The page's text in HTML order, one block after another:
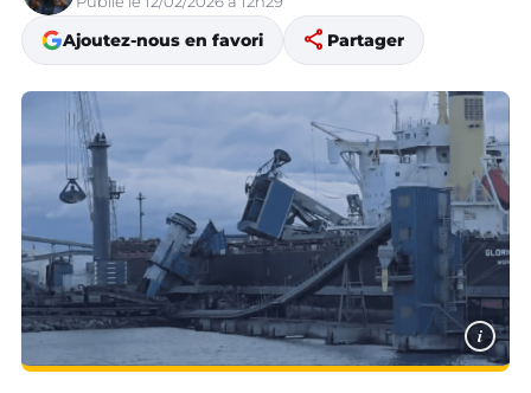
Ajoutez-nous en favori share Partager
i